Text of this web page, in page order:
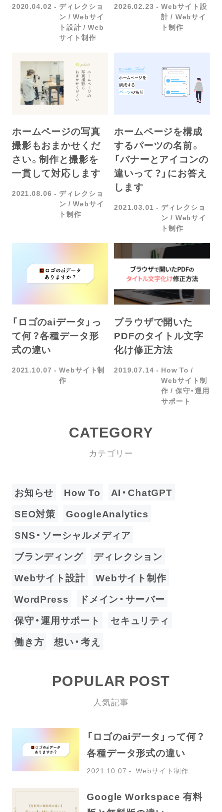
2020.04.02
ディレクショ
ン
Webサイ
ト設計
Web
サイト制作
2026.02.23
Webサイト設
計
Webサイ
ト制作
ホームページの写真
撮影もおまかせくだ
さい。制作と撮影を
一貫して対応します
2021.08.06
ディレクショ
ン
Webサイ
ト制作
ホームページを構成
するパーツの名前。
「バナーとアイコンの
違いって？」にお答え
します
2021.03.01
ディレクショ
ン
Webサイ
ト制作
「ロゴのaiデータ」っ
て何？各種データ形
式の違い
2021.10.07
Webサイト制
作
ブラウザで開いた
PDFのタイトル文字
化け修正方法
2019.07.14
How To
Webサイト制
作
保守・運用
サポート
CATEGORY
カテゴリー
お知らせ How To
AI・ChatGPT
SEO対策
GoogleAnalytics
SNS・ソーシャルメディア
ブランディング
ディレクション
Webサイト設計
Webサイト制作
WordPress
ドメイン・サーバー
保守・運用サポート
セキュリティ
働き方
想い・考え
POPULAR POST
人気記事
「ロゴのaiデータ」って何？
各種データ形式の違い
2021.10.07 Webサイト制作
Google Workspace 有料